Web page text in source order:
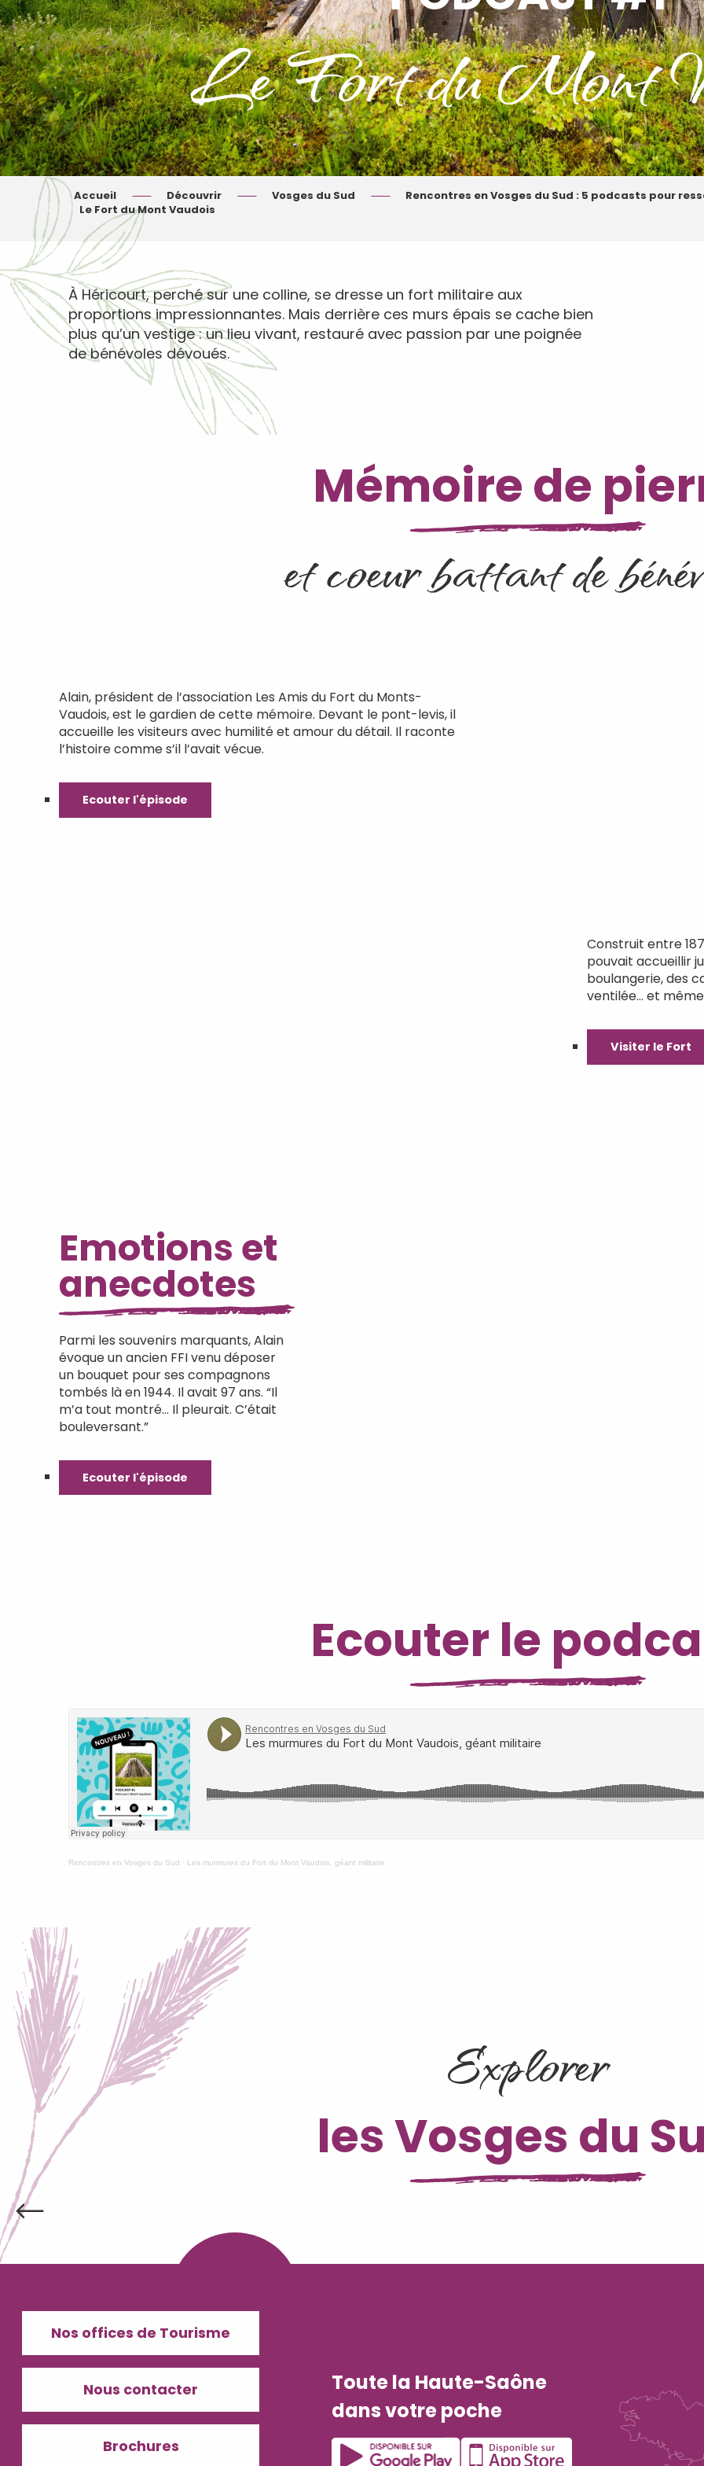
Le Fort du Mont
Accueil Découvrir Vosges du Sud
Rencontres en Vosges du Sud : 5 podcasts pour
Le Fort du Mont Vaudois
À Héricourt, perché sur une colline, se dresse un fort militaire aux
proportions impressionnantes. Mais derrière ces murs épais se cache bien
plus qu’un vestige : un lieu vivant, restauré avec passion par une poignée
de bénévoles dévoués.
Mémoire de
et coeur battant de
Alain, président de l’association Les Amis du Fort du Monts-
Vaudois, est le gardien de cette mémoire. Devant le pont-levis, il
accueille les visiteurs avec humilité et amour du détail. Il raconte
l’histoire comme s’il l’avait vécue.
Ecouter l'épisode
Construit entre
pouvait accueillir
boulangerie, des
ventilée… et
Visiter le Fort
Emotions et
anecdotes
Parmi les souvenirs marquants, Alain
évoque un ancien FFI venu déposer
un bouquet pour ses compagnons
tombés là en 1944. Il avait 97 ans. “Il
m’a tout montré… Il pleurait. C’était
bouleversant.”
Ecouter l'épisode
Ecouter le
Rencontres en Vosges du Sud · Les murmures du Fort du Mont Vaudois, géant militaire
Explorer
les Vosges du
Nos offices de Tourisme
Nous contacter
Brochures
Toute la Haute-Saône
dans votre poche